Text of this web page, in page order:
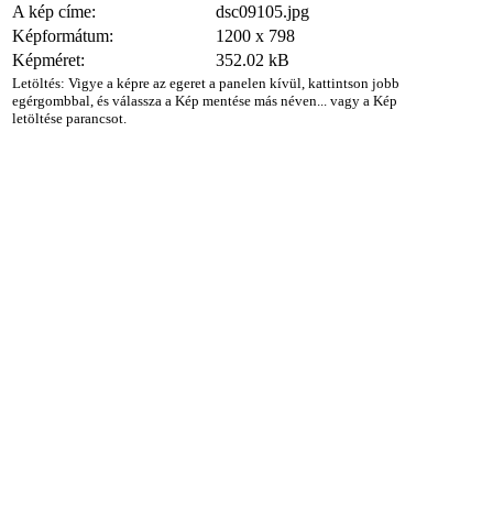
A kép címe:
dsc09105.jpg
Képformátum:
1200 x 798
Képméret:
352.02 kB
Letöltés: Vigye a képre az egeret a panelen kívül, kattintson jobb
egérgombbal, és válassza a Kép mentése más néven... vagy a Kép
letöltése parancsot.